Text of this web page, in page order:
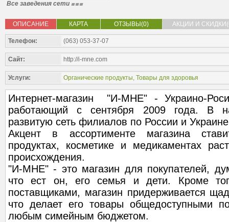
Все заведения сети
ОПИСАНИЕ КАРТА ОТЗЫВЫ(0) АКЦИИ И
Телефон: (063) 053-37-07
Сайт: http://i-mne.com
Услуги: Органические продукты, Товары для здоровья
Интернет-магазин "И-МНЕ" - Украино-
работающий с сентября 2009 года. В
развитую сеть филиалов по России и
Акцент в ассортименте магазина
продуктах, косметике и медикаментах
происхождения.
"И-МНЕ" - это магазин для покупателей,
что ест он, его семья и дети. Кроме
поставщиками, магазин придерживается
что делает его товары общедоступными
любым симейным бюджетом.